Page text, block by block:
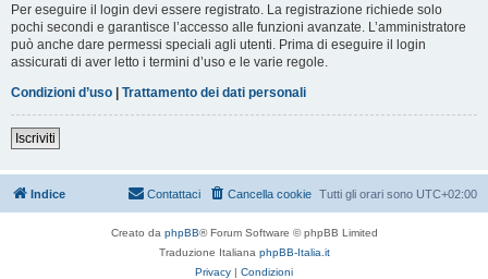
Per eseguire il login devi essere registrato. La registrazione richiede solo
pochi secondi e garantisce l’accesso alle funzioni avanzate. L’amministratore
può anche dare permessi speciali agli utenti. Prima di eseguire il login
assicurati di aver letto i termini d’uso e le varie regole.
Condizioni d’uso | Trattamento dei dati personali
Iscriviti
Indice Tutti gli orari sono UTC+02:00
Cancella cookie
Contattaci
Creato da phpBB® Forum Software © phpBB Limited
Traduzione Italiana phpBB-Italia.it
Privacy | Condizioni